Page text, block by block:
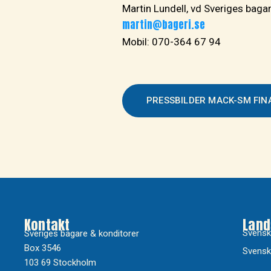
Martin Lundell, vd Sveriges
martin@bageri.se
Mobil: 070-364 67 94
PRESSBILDER MACK-SM
Kontakt
Sveriges bagare & konditorer
Box 3546
103 69 Stockholm